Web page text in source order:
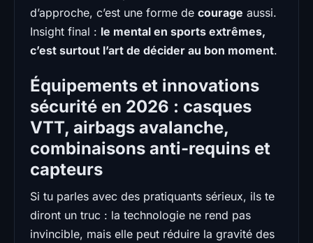
d’approche, c’est une forme de courage aussi.
Insight final : le mental en sports extrêmes,
c’est surtout l’art de décider au bon moment.
Équipements et innovations
sécurité en 2026 : casques
VTT, airbags avalanche,
combinaisons anti-requins et
capteurs
Si tu parles avec des pratiquants sérieux, ils te
diront un truc : la technologie ne rend pas
invincible, mais elle peut réduire la gravité des